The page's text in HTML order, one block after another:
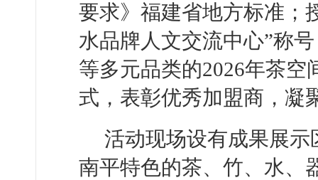
要求》福建省地方标准；
水品牌人文交流中心”称
等多元品类的2026年茶
式，表彰优秀加盟商，凝
活动现场设有成果展示
南平特色的茶、竹、水、